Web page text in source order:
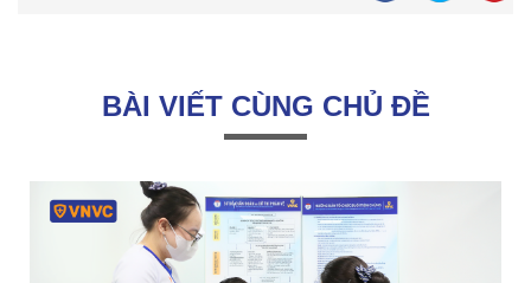
BÀI VIẾT CÙNG CHỦ ĐỀ